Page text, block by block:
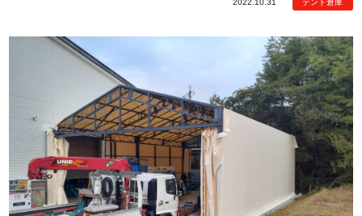
2022.10.31 テント倉庫